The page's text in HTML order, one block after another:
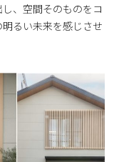
、空間そのものをコ
るい未来を感じさせ